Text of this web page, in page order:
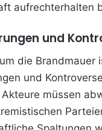
aufrechterhalten
und
die Brandmauer
und
müssen